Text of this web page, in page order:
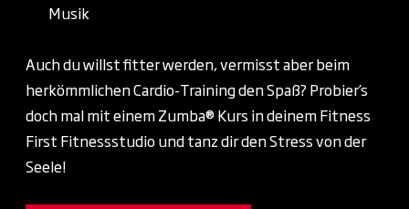
Musik
Auch du willst fitter werden, vermisst aber beim
herkömmlichen Cardio-Training den Spaß? Probier’s
doch mal mit einem Zumba® Kurs in deinem Fitness
First Fitnessstudio und tanz dir den Stress von der
Seele!